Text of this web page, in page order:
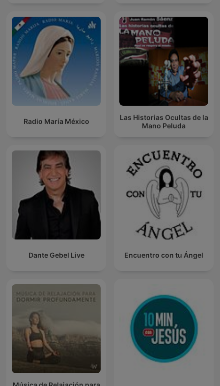
Radio María México
Las Historias Ocultas de la
Mano Peluda
Dante Gebel Live Encuentro con tu Ángel